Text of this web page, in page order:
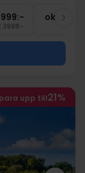
3998:-
okt
upp till21%